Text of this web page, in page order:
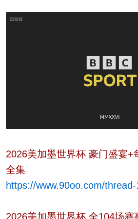
2026美加墨世界杯 豪门盛宴+
全集
https://www.90oo.com/
2026美加墨世界杯 全104场赛